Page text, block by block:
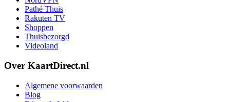
Pathé Thuis
Rakuten TV
Shoppen
Thuisbezorgd
Videoland
Over KaartDirect.nl
Algemene voorwaarden
Blog